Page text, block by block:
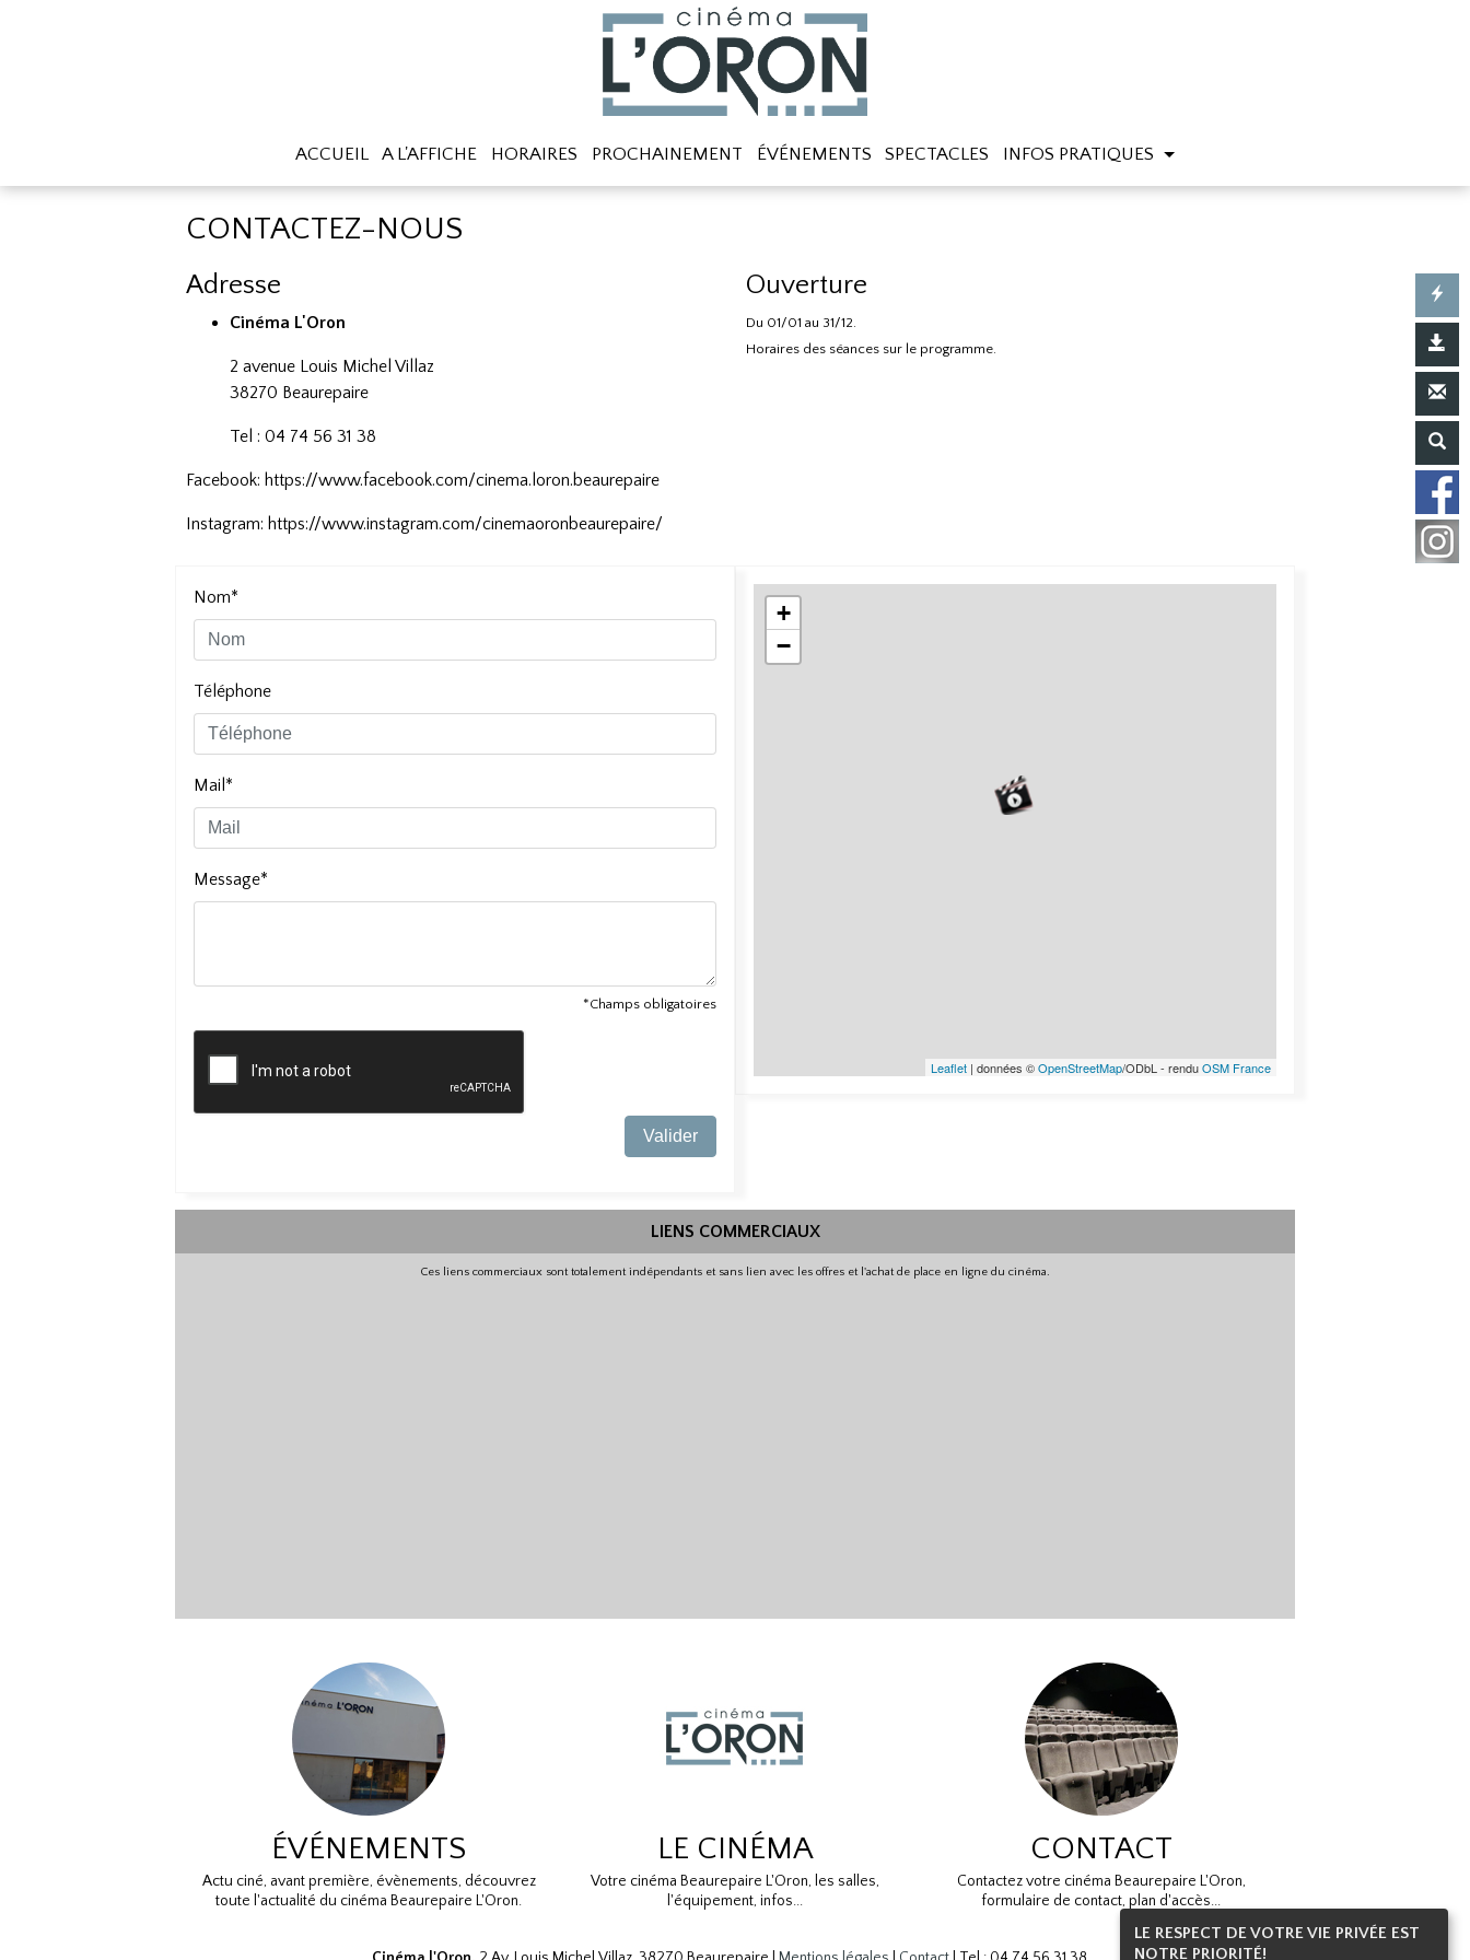
LE RESPECT DE VOTRE VIE PRIVÉE EST
NOTRE PRIORITÉ!
ACCUEIL A L'AFFICHE HORAIRES PROCHAINEMENT ÉVÉNEMENTS SPECTACLES INFOS PRATIQUES
CONTACTEZ-NOUS
Adresse
Cinéma L'Oron
2 avenue Louis Michel Villaz
38270 Beaurepaire
Tel : 04 74 56 31 38
Facebook: https://www.facebook.com/cinema.loron.beaurepaire
Instagram: https://www.instagram.com/cinemaoronbeaurepaire/
Ouverture
Du 01/01 au 31/12.
Horaires des séances sur le programme.
Nom*
Téléphone
Mail*
Message*
*Champs obligatoires
Valider
+
−
Leaflet | données ©OpenStreetMap/ODbL - renduOSM France
LIENS COMMERCIAUX
Ces liens commerciaux sont totalement indépendants et sans lien avec les offres et l'achat de place en ligne du cinéma.
ÉVÉNEMENTS
Actu ciné, avant première, évènements, découvrez
toute l'actualité du cinéma Beaurepaire L'Oron.
LE CINÉMA
Votre cinéma Beaurepaire L'Oron, les salles,
l'équipement, infos...
CONTACT
Contactez votre cinéma Beaurepaire L'Oron,
formulaire de contact, plan d'accès...